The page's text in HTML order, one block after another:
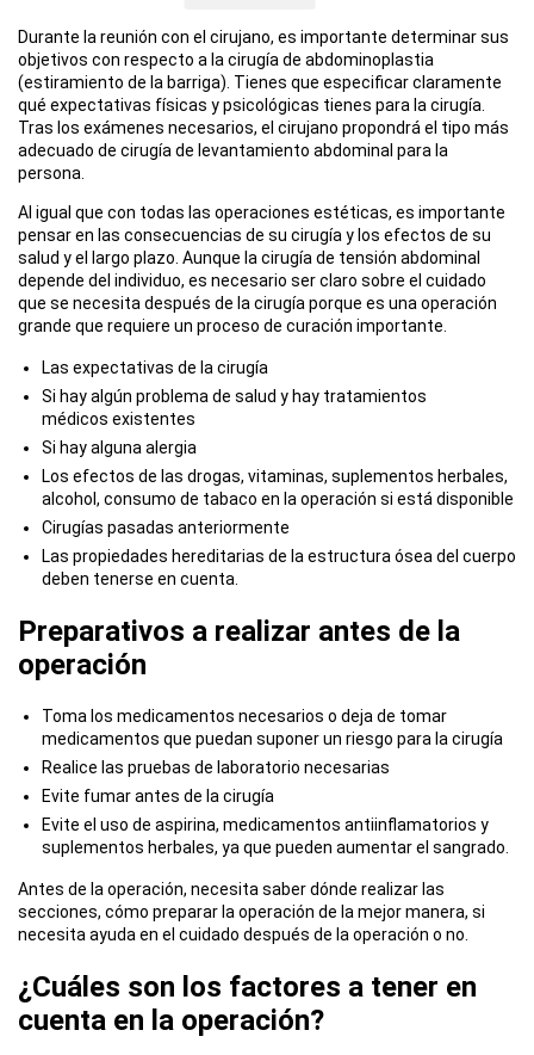
Durante la reunión con el cirujano, es importante determinar sus
objetivos con respecto a la cirugía de abdominoplastia
(estiramiento de la barriga). Tienes que especificar claramente
qué expectativas físicas y psicológicas tienes para la cirugía.
Tras los exámenes necesarios, el cirujano propondrá el tipo más
adecuado de cirugía de levantamiento abdominal para la
persona.
Al igual que con todas las operaciones estéticas, es importante
pensar en las consecuencias de su cirugía y los efectos de su
salud y el largo plazo. Aunque la cirugía de tensión abdominal
depende del individuo, es necesario ser claro sobre el cuidado
que se necesita después de la cirugía porque es una operación
grande que requiere un proceso de curación importante.
Las expectativas de la cirugía
Si hay algún problema de salud y hay tratamientos
médicos existentes
Si hay alguna alergia
Los efectos de las drogas, vitaminas, suplementos herbales,
alcohol, consumo de tabaco en la operación si está disponible
Cirugías pasadas anteriormente
Las propiedades hereditarias de la estructura ósea del cuerpo
deben tenerse en cuenta.
Preparativos a realizar antes de la
operación
Toma los medicamentos necesarios o deja de tomar
medicamentos que puedan suponer un riesgo para la cirugía
Realice las pruebas de laboratorio necesarias
Evite fumar antes de la cirugía
Evite el uso de aspirina, medicamentos antiinflamatorios y
suplementos herbales, ya que pueden aumentar el sangrado.
Antes de la operación, necesita saber dónde realizar las
secciones, cómo preparar la operación de la mejor manera, si
necesita ayuda en el cuidado después de la operación o no.
¿Cuáles son los factores a tener en
cuenta en la operación?